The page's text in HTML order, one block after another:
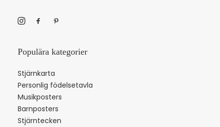
Populära kategorier
Stjärnkarta
Personlig födelsetavla
Musikposters
Barnposters
Stjärntecken